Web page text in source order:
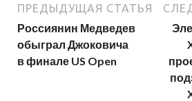
ПРЕДЫДУЩАЯ СТАТЬЯ
Россиянин Медведев
обыграл Джоковича
в финале US Open